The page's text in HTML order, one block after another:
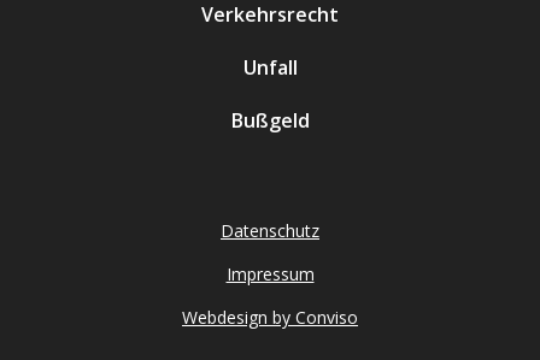
Verkehrsrecht
Unfall
Bußgeld
Datenschutz
Impressum
Webdesign by Conviso